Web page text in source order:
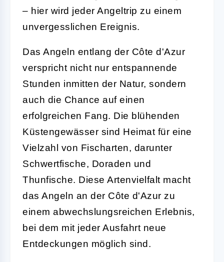
– hier wird jeder Angeltrip zu einem
unvergesslichen Ereignis.
Das Angeln entlang der Côte d'Azur
verspricht nicht nur entspannende
Stunden inmitten der Natur, sondern
auch die Chance auf einen
erfolgreichen Fang. Die blühenden
Küstengewässer sind Heimat für eine
Vielzahl von Fischarten, darunter
Schwertfische, Doraden und
Thunfische. Diese Artenvielfalt macht
das Angeln an der Côte d'Azur zu
einem abwechslungsreichen Erlebnis,
bei dem mit jeder Ausfahrt neue
Entdeckungen möglich sind.